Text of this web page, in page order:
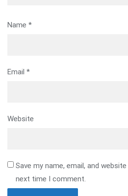
Name *
Email *
Website
Save my name, email, and
next time I comment.